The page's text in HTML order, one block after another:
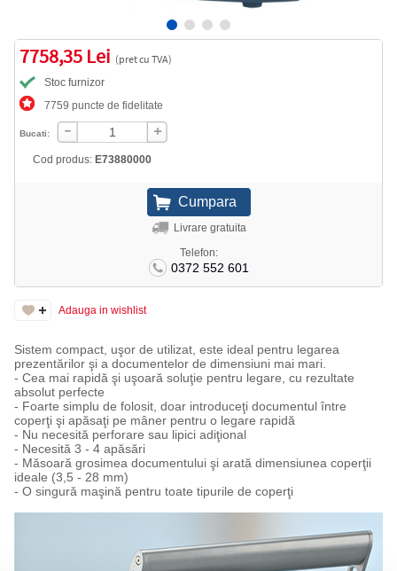
7758,35 Lei (pret cu TVA)
Stoc furnizor
7759 puncte de fidelitate
Bucati:
Cod produs: E73880000
Livrare gratuita
Telefon:
0372 552 601
Adauga in wishlist
Sistem compact, uşor de utilizat, este ideal pentru legarea
prezentărilor şi a documentelor de dimensiuni mai mari.
- Cea mai rapidă şi uşoară soluţie pentru legare, cu rezultate
absolut perfecte
- Foarte simplu de folosit, doar introduceţi documentul între
coperţi şi apăsaţi pe mâner pentru o legare rapidă
- Nu necesită perforare sau lipici adiţional
- Necesită 3 - 4 apăsări
- Măsoară grosimea documentului şi arată dimensiunea coperţii
ideale (3,5 - 28 mm)
- O singură maşină pentru toate tipurile de coperţi